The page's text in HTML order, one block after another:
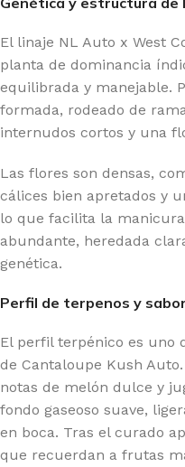
El linaje NL Auto x West
planta de dominancia
equilibrada y manejable.
formada, rodeado de
internudos cortos y una
Las flores son densas,
cálices bien apretados y
lo que facilita la
abundante, heredada
genética.
Perfil de terpenos y sabor
El perfil terpénico es uno
de Cantaloupe Kush
notas de melón dulce y
fondo gaseoso suave,
en boca. Tras el curado
que recuerdan a frutas